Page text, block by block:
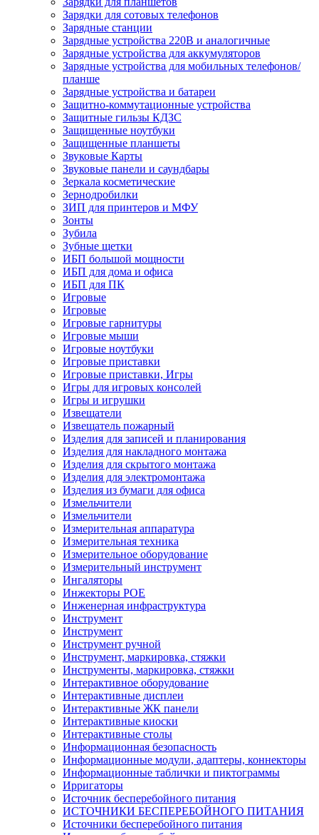
Зарядки для сотовых телефонов
Зарядные станции
Зарядные устройства 220В и аналогичные
Зарядные устройства для аккумуляторов
Зарядные устройства для мобильных телефонов/
планше
Зарядные устройства и батареи
Защитно-коммутационные устройства
Защитные гильзы КДЗС
Защищенные ноутбуки
Защищенные планшеты
Звуковые Карты
Звуковые панели и саундбары
Зеркала косметические
Зернодробилки
ЗИП для принтеров и МФУ
Зонты
Зубила
Зубные щетки
ИБП большой мощности
ИБП для дома и офиса
ИБП для ПК
Игровые
Игровые
Игровые гарнитуры
Игровые мыши
Игровые ноутбуки
Игровые приставки
Игровые приставки, Игры
Игры для игровых консолей
Игры и игрушки
Извещатели
Извещатель пожарный
Изделия для записей и планирования
Изделия для накладного монтажа
Изделия для скрытого монтажа
Изделия для электромонтажа
Изделия из бумаги для офиса
Измельчители
Измельчители
Измерительная аппаратура
Измерительная техника
Измерительное оборудование
Измерительный инструмент
Ингаляторы
Инжекторы POE
Инженерная инфраструктура
Инструмент
Инструмент
Инструмент ручной
Инструмент, маркировка, стяжки
Инструменты, маркировка, стяжки
Интерактивное оборудование
Интерактивные дисплеи
Интерактивные ЖК панели
Интерактивные киоски
Интерактивные столы
Информационная безопасность
Информационные модули, адаптеры, коннекторы
Информационные таблички и пиктограммы
Ирригаторы
Источник бесперебойного питания
ИСТОЧНИКИ БЕСПЕРЕБОЙНОГО ПИТАНИЯ
Источники бесперебойного питания